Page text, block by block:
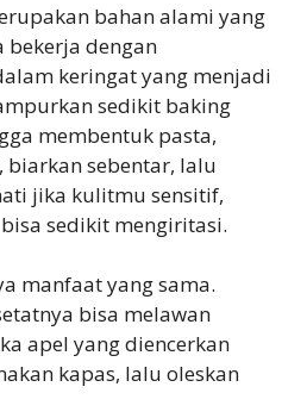
bahan alami yang
bekerja dengan
keringat yang menjadi
sedikit baking
membentuk pasta,
biarkan sebentar, lalu
jika kulitmu sensitif,
sedikit mengiritasi.
manfaat yang sama.
bisa melawan
apel yang diencerkan
kapas, lalu oleskan